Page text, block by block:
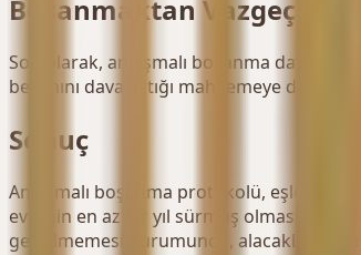
Boşanmaktan Vazgeçme
Son olarak, anlaşmalı boşanma davası
beyanını dava açtığı mahkemeye
Sonuç
Anlaşmalı boşanma protokolü, eşlerin
evliliğin en az bir yıl sürmüş olması,
getirilmemesi durumunda, alacaklı taraf